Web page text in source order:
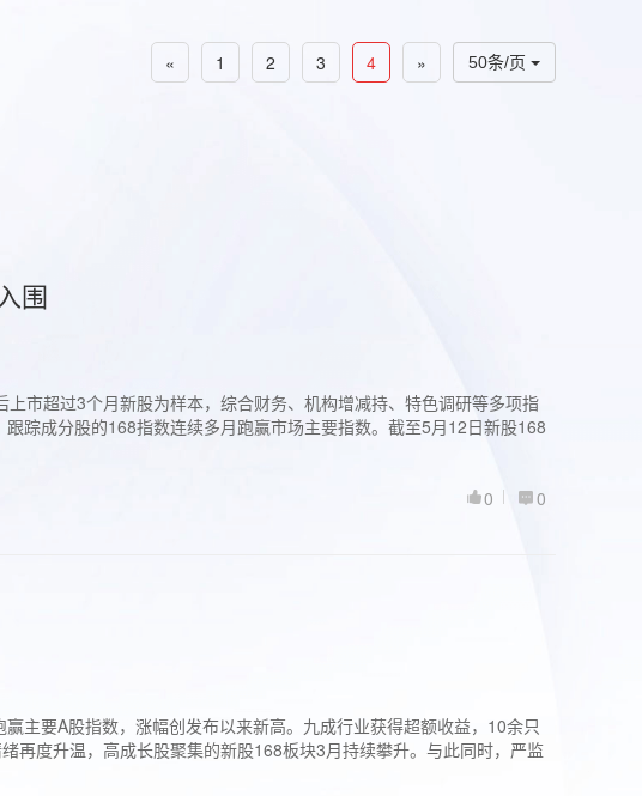
50条/页
« 1 2 3 4 »
围
市超过3个月新股为样本，综合财务、机构增减持、特色调研等多项指
踪成分股的168指数连续多月跑赢市场主要指数。截至5月12日新股168
0
0
主要A股指数，涨幅创发布以来新高。九成行业获得超额收益，10余只
再度升温，高成长股聚集的新股168板块3月持续攀升。与此同时，严监